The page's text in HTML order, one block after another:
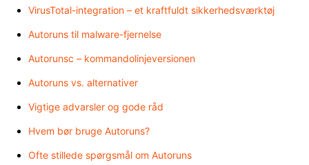
VirusTotal-integration – et kraftfuldt sikkerhedsværktøj
Autoruns til malware-fjernelse
Autorunsc – kommandolinjeversionen
Autoruns vs. alternativer
Vigtige advarsler og gode råd
Hvem bør bruge Autoruns?
Ofte stillede spørgsmål om Autoruns